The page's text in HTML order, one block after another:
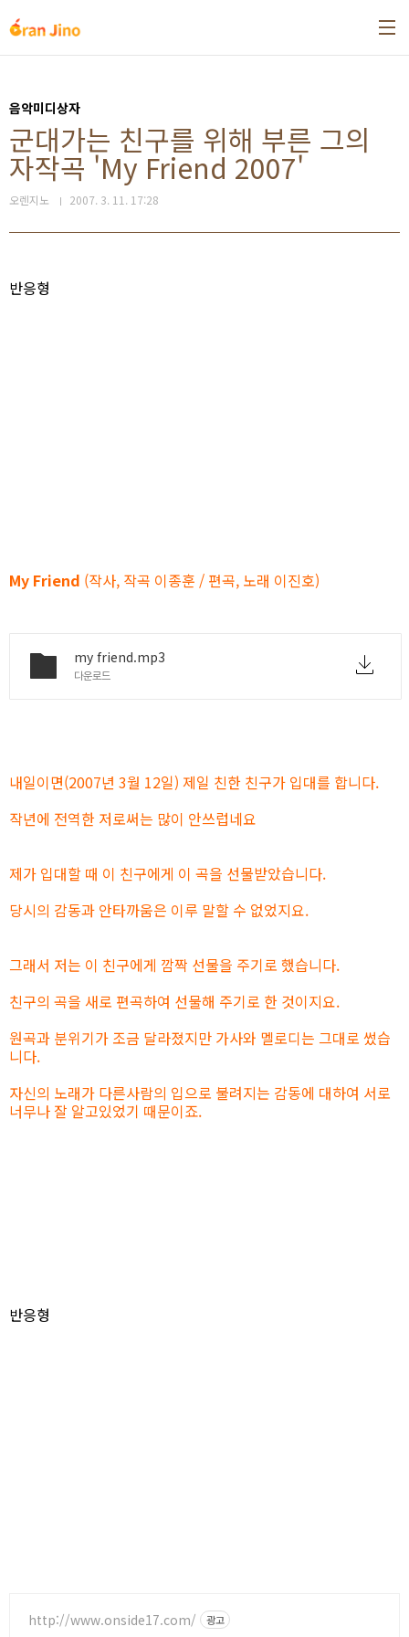
음악미디상자
군대가는 친구를 위해 부른 그의
자작곡 'My Friend 2007'
오렌지노 2007. 3. 11. 17:28
반응형
My Friend (작사, 작곡 이종훈 / 편곡, 노래 이진호)
my friend.mp3
다운로드
내일이면(2007년 3월 12일) 제일 친한 친구가 입대를 합니다.
작년에 전역한 저로써는 많이 안쓰럽네요
제가 입대할 때 이 친구에게 이 곡을 선물받았습니다.
당시의 감동과 안타까움은 이루 말할 수 없었지요.
그래서 저는 이 친구에게 깜짝 선물을 주기로 했습니다.
친구의 곡을 새로 편곡하여 선물해 주기로 한 것이지요.
원곡과 분위기가 조금 달라졌지만 가사와 멜로디는 그대로 썼습
니다.
자신의 노래가 다른사람의 입으로 불려지는 감동에 대하여 서로
너무나 잘 알고있었기 때문이죠.
반응형
http://www.onside17.com/ 광고